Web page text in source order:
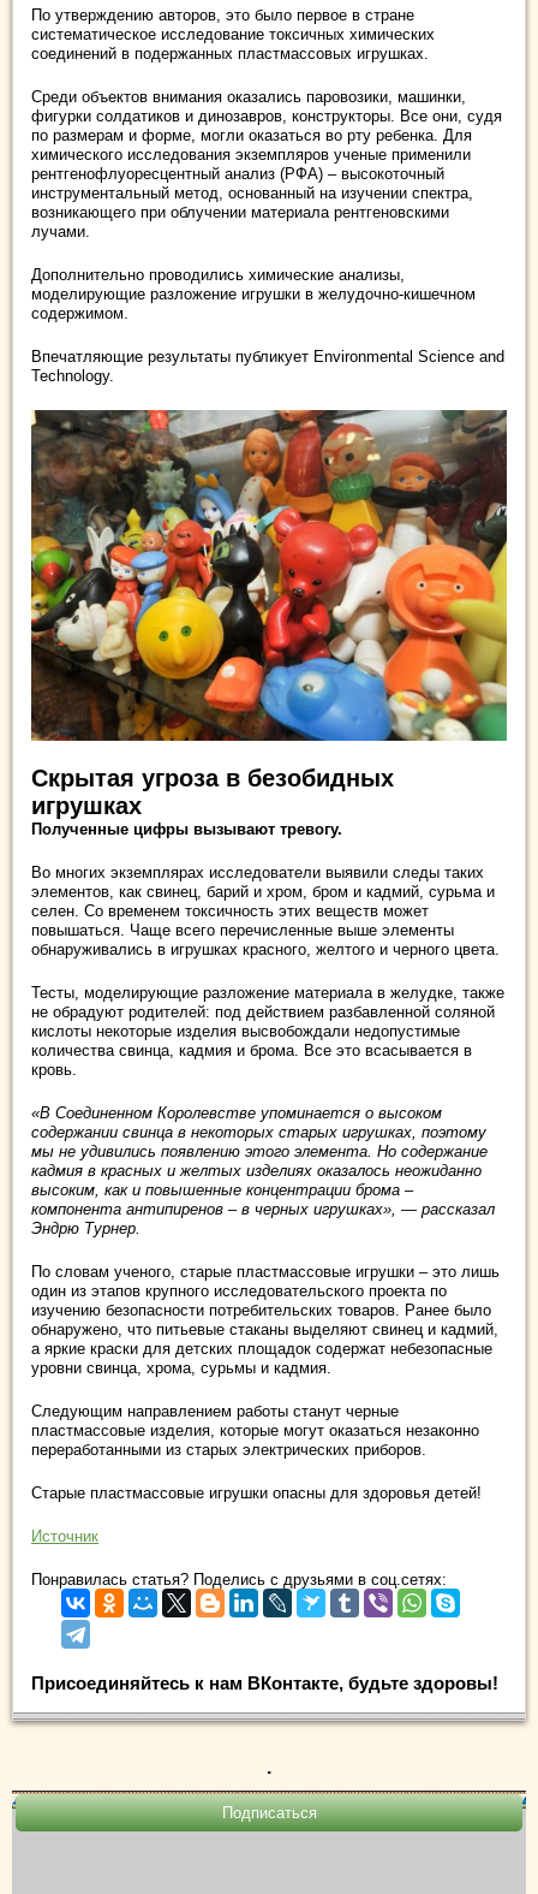
По утверждению авторов, это было первое в стране
систематическое исследование токсичных химических
соединений в подержанных пластмассовых игрушках.
Среди объектов внимания оказались паровозики, машинки,
фигурки солдатиков и динозавров, конструкторы. Все они, судя
по размерам и форме, могли оказаться во рту ребенка. Для
химического исследования экземпляров ученые применили
рентгенофлуоресцентный анализ (РФА) – высокоточный
инструментальный метод, основанный на изучении спектра,
возникающего при облучении материала рентгеновскими
лучами.
Дополнительно проводились химические анализы,
моделирующие разложение игрушки в желудочно-кишечном
содержимом.
Впечатляющие результаты публикует Environmental Science and
Technology.
Скрытая угроза в безобидных
игрушках
Полученные цифры вызывают тревогу.
Во многих экземплярах исследователи выявили следы таких
элементов, как свинец, барий и хром, бром и кадмий, сурьма и
селен. Со временем токсичность этих веществ может
повышаться. Чаще всего перечисленные выше элементы
обнаруживались в игрушках красного, желтого и черного цвета.
Тесты, моделирующие разложение материала в желудке, также
не обрадуют родителей: под действием разбавленной соляной
кислоты некоторые изделия высвобождали недопустимые
количества свинца, кадмия и брома. Все это всасывается в
кровь.
«В Соединенном Королевстве упоминается о высоком
содержании свинца в некоторых старых игрушках, поэтому
мы не удивились появлению этого элемента. Но содержание
кадмия в красных и желтых изделиях оказалось неожиданно
высоким, как и повышенные концентрации брома –
компонента антипиренов – в черных игрушках», — рассказал
Эндрю Турнер.
По словам ученого, старые пластмассовые игрушки – это лишь
один из этапов крупного исследовательского проекта по
изучению безопасности потребительских товаров. Ранее было
обнаружено, что питьевые стаканы выделяют свинец и кадмий,
а яркие краски для детских площадок содержат небезопасные
уровни свинца, хрома, сурьмы и кадмия.
Следующим направлением работы станут черные
пластмассовые изделия, которые могут оказаться незаконно
переработанными из старых электрических приборов.
Старые пластмассовые игрушки опасны для здоровья детей!
Источник
Понравилась статья? Поделись с друзьями в соц.сетях:
Присоединяйтесь к нам ВКонтакте, будьте здоровы!
.